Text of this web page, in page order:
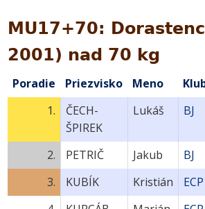
MU17+70:
2001) nad 70 kg
Poradie Priezvisko Meno
1.
ČECH-
ŠPIREK
Lukáš BJ
2. PETRIČ Jakub BJ
3.
KUBÍK Kristián ECP